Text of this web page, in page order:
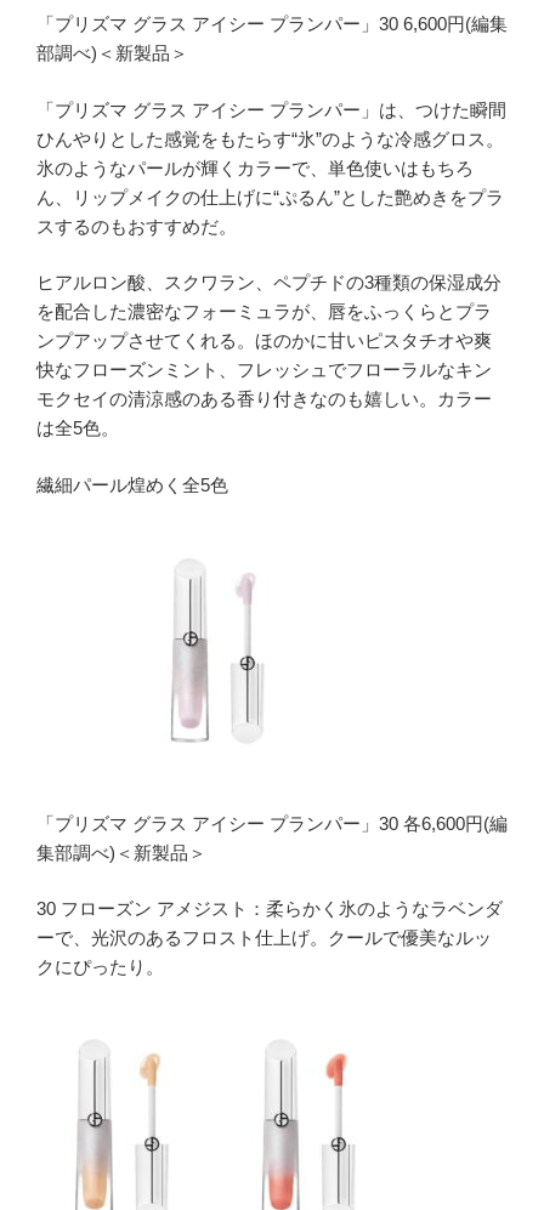
「プリズマ グラス アイシー プランパー」30 6,600円(編集
部調べ)＜新製品＞
「プリズマ グラス アイシー プランパー」は、つけた瞬間
ひんやりとした感覚をもたらす“氷”のような冷感グロス。
氷のようなパールが輝くカラーで、単色使いはもちろ
ん、リップメイクの仕上げに“ぷるん”とした艶めきをプラ
スするのもおすすめだ。
ヒアルロン酸、スクワラン、ペプチドの3種類の保湿成分
を配合した濃密なフォーミュラが、唇をふっくらとプラ
ンプアップさせてくれる。ほのかに甘いピスタチオや爽
快なフローズンミント、フレッシュでフローラルなキン
モクセイの清涼感のある香り付きなのも嬉しい。カラー
は全5色。
繊細パール煌めく全5色
「プリズマ グラス アイシー プランパー」30 各6,600円(編
集部調べ)＜新製品＞
30 フローズン アメジスト：柔らかく氷のようなラベンダ
ーで、光沢のあるフロスト仕上げ。クールで優美なルッ
クにぴったり。